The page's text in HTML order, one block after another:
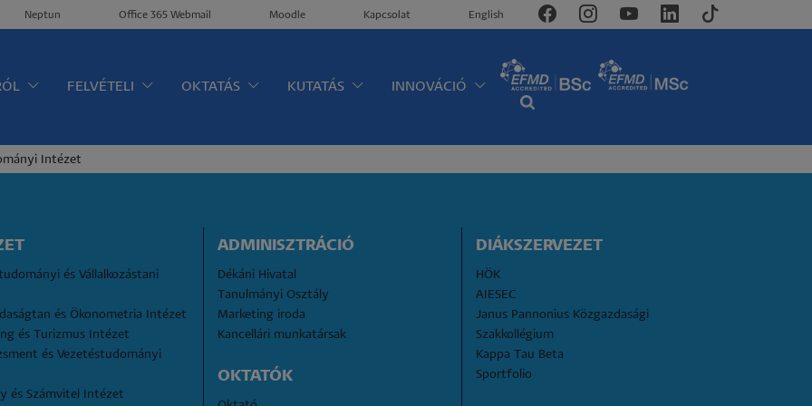
Neptun Office 365 Webmail Moodle Kapcsolat English
FELVÉTELI OKTATÁS KUTATÁS INNOVÁCIÓ
Intézet
és Vállalkozástani
és Ökonometria Intézet
és Turizmus Intézet
és Vezetéstudományi
és Számvitel Intézet
ADMINISZTRÁCIÓ
Dékáni Hivatal
Tanulmányi Osztály
Marketing iroda
Kancellári munkatársak
OKTATÓK
DIÁKSZERVEZET
HÖK
AIESEC
Janus Pannonius Közgazdasági
Szakkollégium
Kappa Tau Beta
Sportfolio